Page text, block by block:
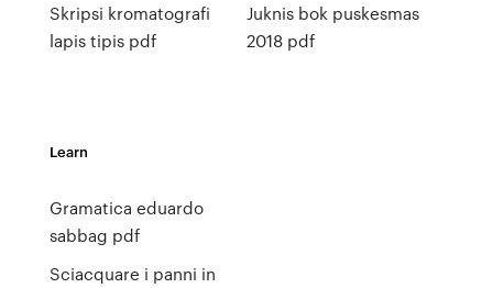
Skripsi kromatografi
lapis tipis pdf
Juknis bok puskesmas
2018 pdf
Learn
Gramatica eduardo
sabbag pdf
Sciacquare i panni in